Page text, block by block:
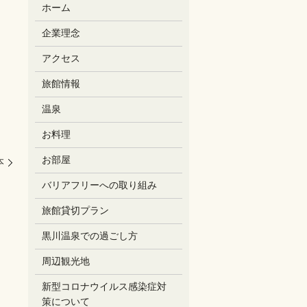
ホーム
企業理念
アクセス
旅館情報
温泉
お料理
お部屋
バリアフリーへの取り組み
旅館貸切プラン
黒川温泉での過ごし方
周辺観光地
新型コロナウイルス感染症対
策について